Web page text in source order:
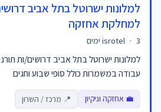
למלונות ישרוטל בתל אביב
למחלקת אחזקה
isrotel · 3 ימים
למלונות ישרוטל בתל אביב דרושים/ות
עבודה במשמרות כולל סופי שבוע וחגים
💼 אחזקה וניקיון 📍 מרכז / השרון